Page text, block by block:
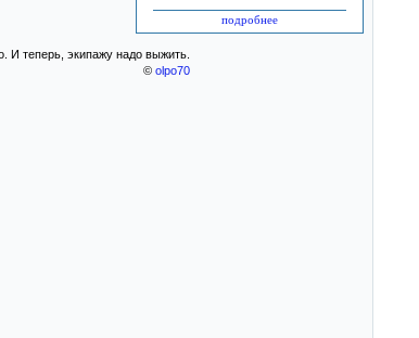
подробнее
И теперь, экипажу надо выжить.
© olpo70